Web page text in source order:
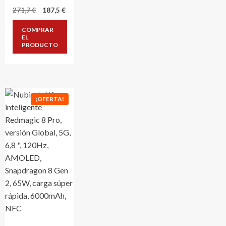
271,7€
precio
original
271,7 €.
187,5 €El
precio
COMPRAR
EL
PRODUCTO
¡OFERTA!